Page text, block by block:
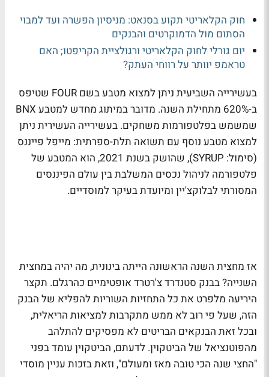
חוק הקלאריטי תקוע בסנאט: מניסיון הפשרה ועד למבוי
הסתום מול הדמוקרטים והבנקים
יום גורלי לחוק הקלאריטי ורגולציית הקריפטו; האם
טראמפ יוותר על רווחי העתק?
בעשירייה השביעית ניתן למצוא מטבע בשם FOUR שטיפס
ב-620% מתחילת השנה. מדובר במיתוג מחדש למטבע BNX
שמשמש בפלטפורמות משחקים. בעשירייה העשירית ניתן
למצוא מטבע נוסף עם תשואה תלת-ספרתית: מייפל פייננס
(סימול: SYRUP), שהושק בשנת 2021, הוא המטבע של
פלטפורמה לניהול נכסים המשלבת בין עולם הפיננסים
המסורתי לבלוקצ'יין ומיועדת בעיקר למוסדיים.
אז מחצית השנה הראשונה הייתה בינונית, מה יהיה במחצית
השנייה?בבנק סטנדרד צ'רטרד אופטימיים כהרגלם. תקצר
היריעה מלפרט את כל התחזיות השוריות להפליא של הבנק
הזה, שעל פי רוב לא ממש מתקרבות למציאות הריאלית,
ובכל זאת הבנקאים הבריטים לא מפסיקים להתלהב
מהפוטנציאל של הביטקוין. לדעתם, הביטקוין עומד בפני
"החצי שנה הכי טובה מאז ומעולם", וזאת בזכות עניין מוסדי